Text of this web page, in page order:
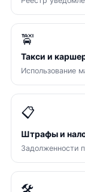
🚖
Такси и
Использование
📋
Штрафы и
Задолженности